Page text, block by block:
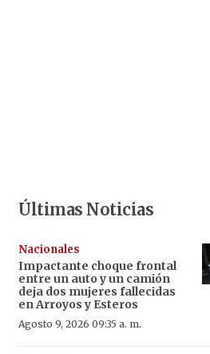
Últimas Noticias
Nacionales
Impactante choque frontal
entre un auto y un camión
deja dos mujeres fallecidas
en Arroyos y Esteros
Agosto 9, 2026 09:35 a. m.